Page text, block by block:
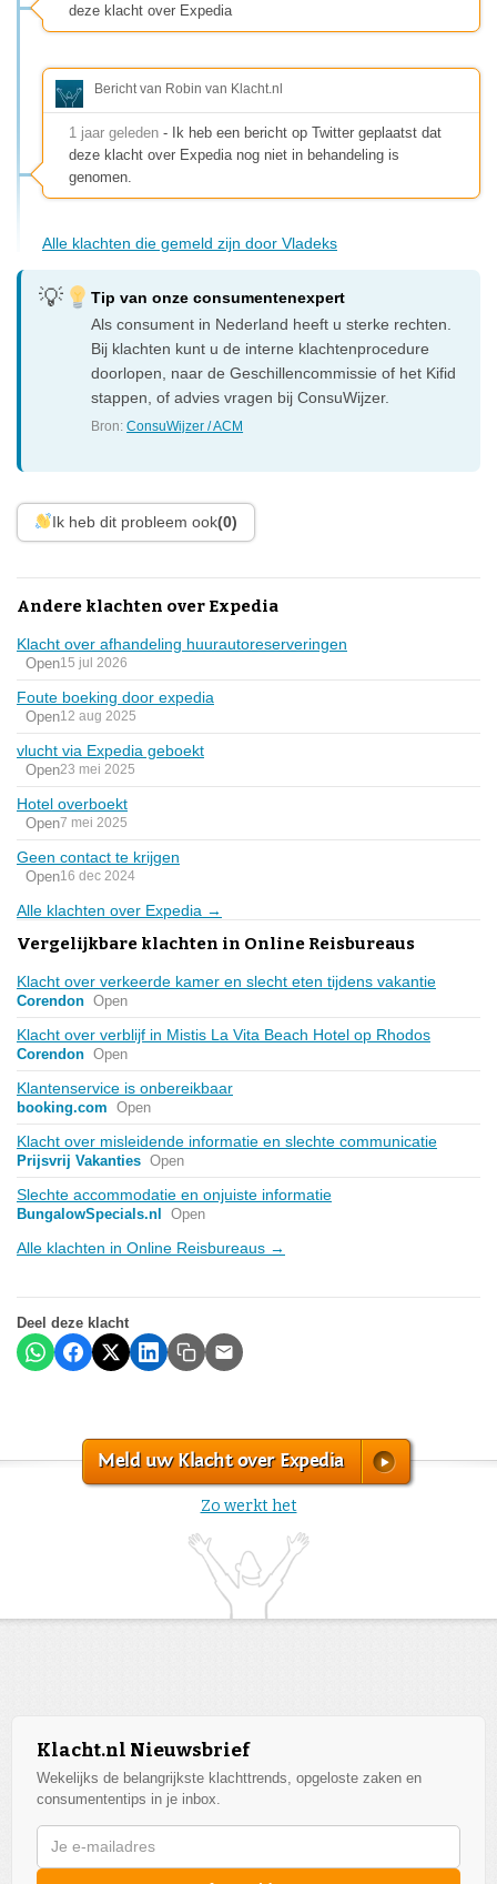
deze klacht over Expedia
Bericht van Robin van Klacht.nl
1 jaar geleden - Ik heb een bericht op Twitter geplaatst dat
deze klacht over Expedia nog niet in behandeling is
genomen.
Alle klachten die gemeld zijn door Vladeks
Tip van onze consumentenexpert
Als consument in Nederland heeft u sterke rechten.
Bij klachten kunt u de interne klachtenprocedure
doorlopen, naar de Geschillencommissie of het Kifid
stappen, of advies vragen bij ConsuWijzer.
Bron:ConsuWijzer / ACM
Ik heb dit probleem ook(0)
Andere klachten over Expedia
Klacht over afhandeling huurautoreserveringen
Open15 jul 2026
Foute boeking door expedia
Open12 aug 2025
vlucht via Expedia geboekt
Open23 mei 2025
Hotel overboekt
Open7 mei 2025
Geen contact te krijgen
Open16 dec 2024
Alle klachten over Expedia →
Vergelijkbare klachten in Online Reisbureaus
Klacht over verkeerde kamer en slecht eten tijdens vakantie
Corendon Open
Klacht over verblijf in Mistis La Vita Beach Hotel op Rhodos
Corendon Open
Klantenservice is onbereikbaar
booking.com Open
Klacht over misleidende informatie en slechte communicatie
Prijsvrij Vakanties Open
Slechte accommodatie en onjuiste informatie
BungalowSpecials.nl Open
Alle klachten in Online Reisbureaus →
Deel deze klacht
Meld uw Klacht over Expedia
Zo werkt het
Klacht.nl Nieuwsbrief
Wekelijks de belangrijkste klachttrends, opgeloste zaken en
consumententips in je inbox.